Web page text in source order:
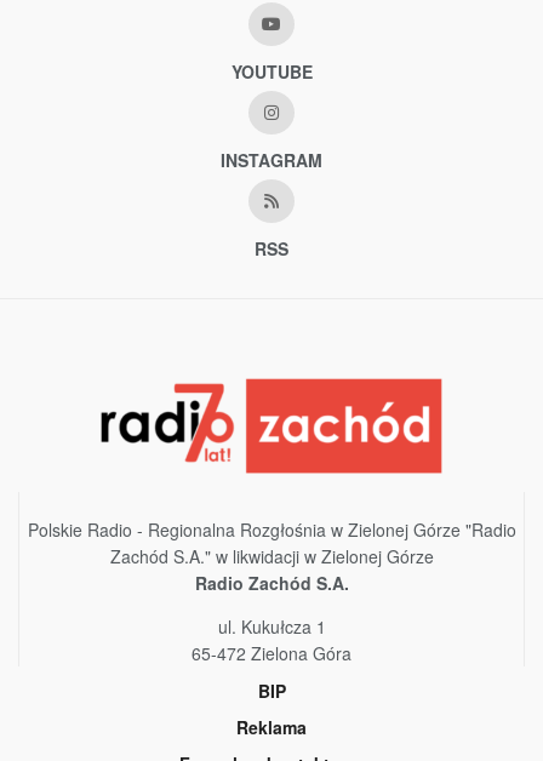
YOUTUBE
INSTAGRAM
RSS
Polskie Radio - Regionalna Rozgłośnia w Zielonej Górze "Radio
Zachód S.A." w likwidacji w Zielonej Górze
Radio Zachód S.A.
ul. Kukułcza 1
65-472 Zielona Góra
BIP
Reklama